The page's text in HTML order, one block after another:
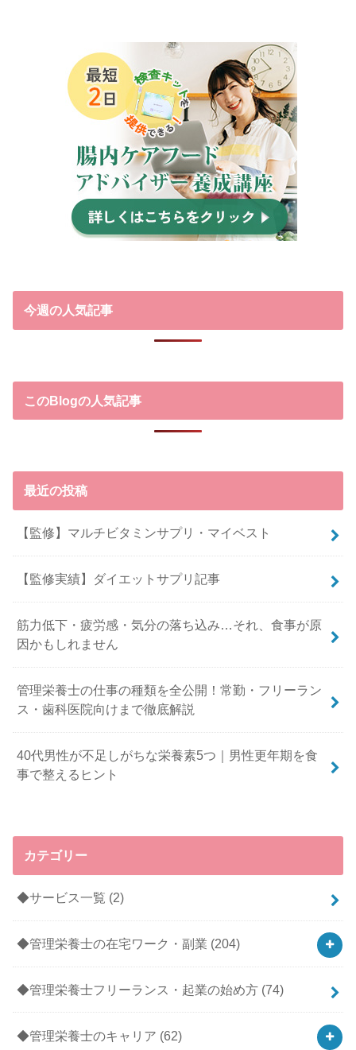
今週の人気記事
このBlogの人気記事
最近の投稿
【監修】マルチビタミンサプリ・マイベスト
【監修実績】ダイエットサプリ記事
筋力低下・疲労感・気分の落ち込み…それ、食事が原
因かもしれません
管理栄養士の仕事の種類を全公開！常勤・フリーラン
ス・歯科医院向けまで徹底解説
40代男性が不足しがちな栄養素5つ｜男性更年期を食
事で整えるヒント
カテゴリー
◆サービス一覧 (2)
◆管理栄養士の在宅ワーク・副業 (204)
◆管理栄養士フリーランス・起業の始め方 (74)
◆管理栄養士のキャリア (62)